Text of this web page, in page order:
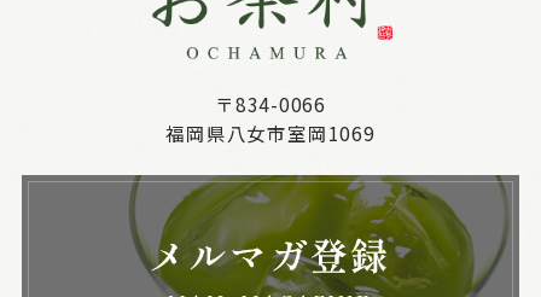
〒834-0066
福岡県八女市室岡1069